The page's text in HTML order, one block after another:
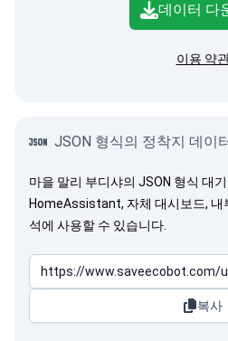
데이터 다
이용 약
JSON 형식의 정착지 데이
마을 말리 부디샤의 JSON 형식 대
HomeAssistant, 자체 대시보드, 내
석에 사용할 수 있습니다.
복사